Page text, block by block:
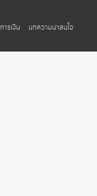
การเงิน
บทความน่าสนใจ